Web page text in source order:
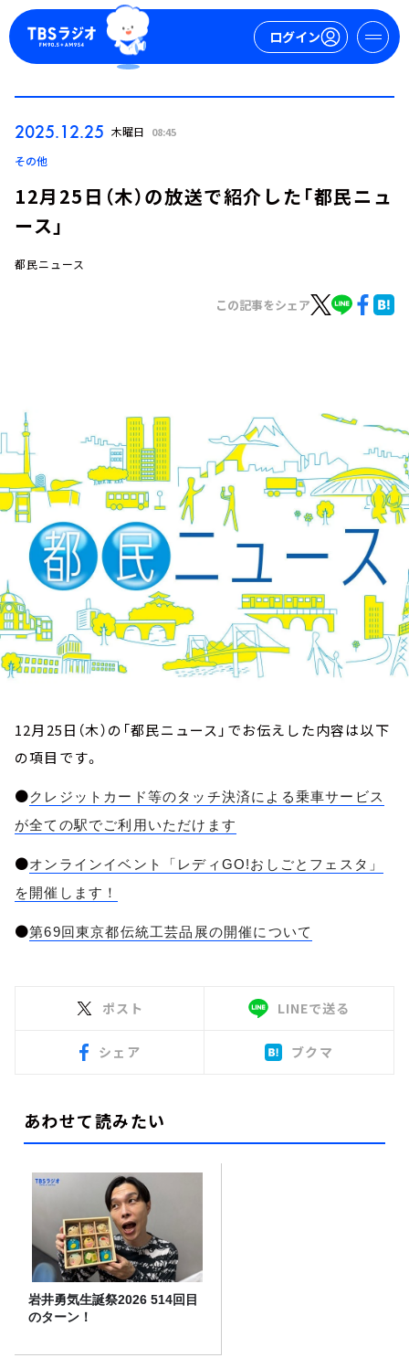
ログイン
イベント・グッズ
YouTube
会社情報
2025.12.25 木曜日 08:45
その他
12月25日（木）の放送で紹介した「都民ニュ
ース」
都民ニュース
この記事をシェア
12月25日（木）の「都民ニュース」でお伝えした内容は以下
の項目です。
●クレジットカード等のタッチ決済による乗車サービス
が全ての駅でご利用いただけます
●オンラインイベント「レディGO!おしごとフェスタ」
を開催します！
●第69回東京都伝統工芸品展の開催について
ポスト LINEで送る
シェア ブクマ
あわせて読みたい
岩井勇気生誕祭2026 514回目
のターン！